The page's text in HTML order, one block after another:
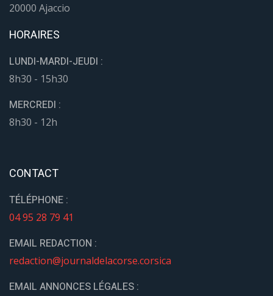
20000 Ajaccio
HORAIRES
LUNDI-MARDI-JEUDI :
8h30 - 15h30
MERCREDI :
8h30 - 12h
CONTACT
TÉLÉPHONE :
04 95 28 79 41
EMAIL REDACTION :
redaction@journaldelacorse.corsica
EMAIL ANNONCES LÉGALES :